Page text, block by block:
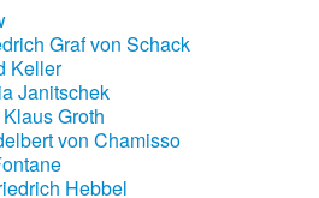
Graf von Schack
Keller
Janitschek
Groth
von Chamisso
Hebbel